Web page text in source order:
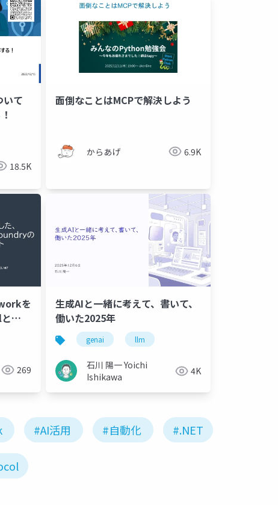
て
18.5K
面倒なことはMCPで解決しよう
からあげ 6.9K
を
リ
269
生成AIと一緒に考えて、書いて、
働いた2025年
genai llm
石川 陽一 Yoichi
Ishikawa
4K
#AI活用 #自動化 #.NET